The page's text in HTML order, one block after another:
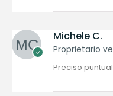
Michele C.
Proprietario
Preciso